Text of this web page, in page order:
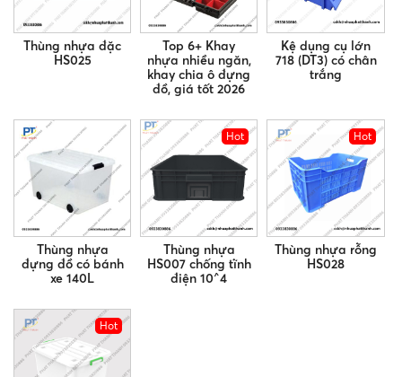
Thùng nhựa đặc
HS025
Top 6+ Khay
nhựa nhiều ngăn,
khay chia ô đựng
đồ, giá tốt 2026
Kệ dụng cụ lớn
718 (DT3) có chân
trắng
Thùng nhựa
đựng đồ có bánh
xe 140L
Hot
Thùng nhựa
HS007 chống tĩnh
điện 10^4
Hot
Thùng nhựa rỗng
HS028
Hot